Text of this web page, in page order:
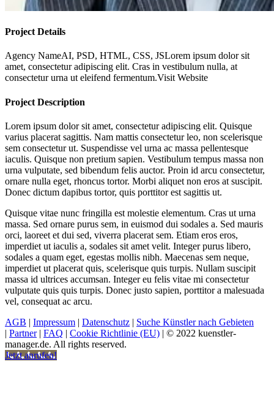
Project Details
Agency NameAI, PSD, HTML, CSS, JSLorem ipsum dolor sit
amet, consectetur adipiscing elit. Cras in vestibulum nulla, at
consectetur urna ut eleifend fermentum.Visit Website
Project Description
Lorem ipsum dolor sit amet, consectetur adipiscing elit. Quisque
varius placerat sagittis. Nam mattis consectetur leo, non scelerisque
sem consectetur ut. Suspendisse vel urna ac massa pellentesque
iaculis. Quisque non pretium sapien. Vestibulum tempus massa non
urna vulputate, sed bibendum felis auctor. Proin id arcu consectetur,
ornare nulla eget, rhoncus tortor. Morbi aliquet non eros at suscipit.
Donec dictum dapibus tortor, quis porttitor est sagittis ut.
Quisque vitae nunc fringilla est molestie elementum. Cras ut urna
massa. Sed ornare purus sem, in euismod dui sodales a. Sed mauris
orci, laoreet et dui sed, viverra placerat sem. Etiam eros eros,
imperdiet ut iaculis a, sodales sit amet velit. Integer purus libero,
sodales a quam eget, egestas mollis nibh. Maecenas sem neque,
imperdiet ut placerat quis, scelerisque quis turpis. Nullam suscipit
massa id ultrices accumsan. Integer eu felis vitae mi consectetur
vulputate quis quis turpis. Donec justo sapien, porttitor a malesuada
vel, consequat ac arcu.
AGB | Impressum | Datenschutz | Suche Künstler nach Gebieten
| Partner| FAQ | Cookie Richtlinie (EU) | © 2022 kuenstler-
manager.de. All rights reserved.
Jetzt anrufen!